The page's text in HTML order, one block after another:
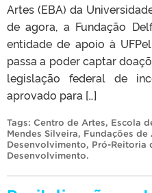
Artes (EBA) da
de agora, a Fundação
entidade de apoio à
passa a poder captar
legislação federal de
aprovado para […]
Tags: Centro de Artes, Escola
Mendes Silveira, Fundações de
Desenvolvimento, Pró-Reitoria
Desenvolvimento.